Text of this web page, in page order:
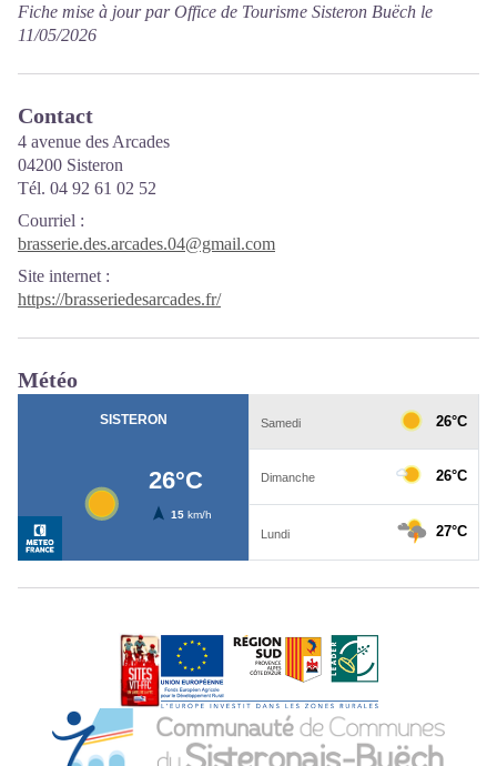
Fiche mise à jour par Office de Tourisme Sisteron Buëch le
11/05/2026
Contact
4 avenue des Arcades
04200 Sisteron
Tél. 04 92 61 02 52
Courriel :
brasserie.des.arcades.04@gmail.com
Site internet :
https://brasseriedesarcades.fr/
Météo